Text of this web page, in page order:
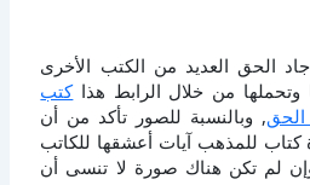
الحق العديد من الكتب الأخرى
من خلال الرابط هذاكتب
الحق, وبالنسبة للصور تأكد من أن
للمذهب آيات أعشقها للكاتب
لم تكن هناك صورة لا تنسى أن